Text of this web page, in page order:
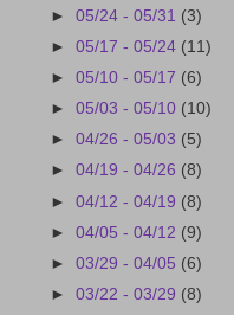
►05/24 - 05/31 (3)
►05/17 - 05/24 (11)
►05/10 - 05/17 (6)
►05/03 - 05/10 (10)
►04/26 - 05/03 (5)
►04/19 - 04/26 (8)
►04/12 - 04/19 (8)
►04/05 - 04/12 (9)
►03/29 - 04/05 (6)
►03/22 - 03/29 (8)